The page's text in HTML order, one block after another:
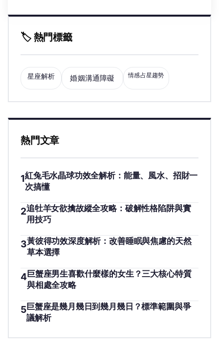
🏷️ 熱門標籤
星座解析 婚姻溝通障礙 情感占星趨勢
熱門文章
1紅兔毛水晶球功效全解析：能量、風水、招財一
次搞懂
2追牡羊女欲擒故縱全攻略：破解性格陷阱與實
用技巧
3黃彼得功效深度解析：改善睡眠與焦慮的天然
草本選擇
4巨蟹座男生喜歡什麼樣的女生？三大核心特質
與相處全攻略
5巨蟹座是幾月幾日到幾月幾日？標準範圍與爭
議解析